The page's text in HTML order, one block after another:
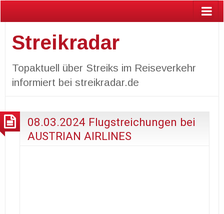
Streikradar
Topaktuell über Streiks im Reiseverkehr
informiert bei streikradar.de
08.03.2024 Flugstreichungen bei
AUSTRIAN AIRLINES